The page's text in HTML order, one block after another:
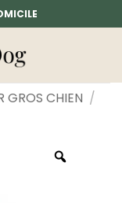
GROS CHIEN /